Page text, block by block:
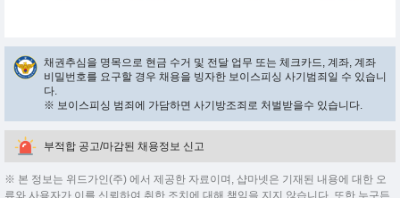
채권추심을 명목으로 현금 수거 및 전달 업무 또는 체크카드, 계좌, 계좌
비밀번호를 요구할 경우 채용을 빙자한 보이스피싱 사기범죄일 수 있습니
다.
※ 보이스피싱 범죄에 가담하면 사기방조죄로 처벌받을수 있습니다.
부적합 공고/마감된 채용정보 신고
※ 본 정보는 위드가인(주) 에서 제공한 자료이며, 샵마넷은 기재된 내용에 대한 오
류와 사용자가 이를 신뢰하여 취한 조치에 대해 책임을 지지 않습니다. 또한 누구든